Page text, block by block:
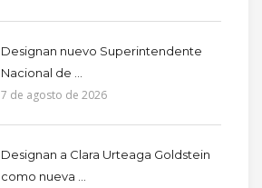
Designan nuevo Superintendente
Nacional de ...
7 de agosto de 2026
Designan a Clara Urteaga Goldstein
como nueva ...